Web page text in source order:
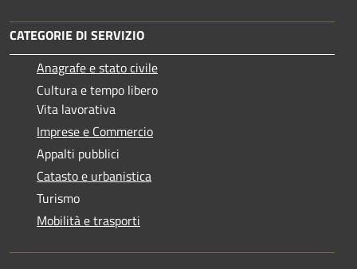
CATEGORIE DI SERVIZIO
Anagrafe e stato civile
Cultura e tempo libero
Vita lavorativa
Imprese e Commercio
Appalti pubblici
Catasto e urbanistica
Turismo
Mobilità e trasporti